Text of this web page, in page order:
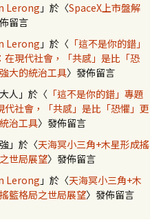
Lerong 」於〈SpaceX上市盤解
留言
Lerong 」於〈 「這不是你的錯」
在現代社會，「共感」是比「恐
大的統治工具〉發佈留言
人 」於〈 「這不是你的錯」專題
代社會，「共感」是比「恐懼」更
治工具〉發佈留言
」於〈天海冥小三角+木星形成搖
世局展望〉發佈留言
Lerong 」於〈天海冥小三角+木
籃格局之世局展望〉發佈留言